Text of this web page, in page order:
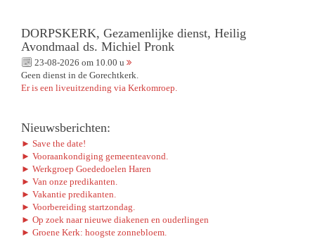
DORPSKERK, Gezamenlijke dienst, Heilig
Avondmaal ds. Michiel Pronk
23-08-2026 om 10.00 u
Geen dienst in de Gorechtkerk.
Er is een liveuitzending via Kerkomroep.
Nieuwsberichten:
► Save the date!
► Vooraankondiging gemeenteavond.
► Werkgroep Goededoelen Haren
► Van onze predikanten.
► Vakantie predikanten.
► Voorbereiding startzondag.
► Op zoek naar nieuwe diakenen en ouderlingen
► Groene Kerk: hoogste zonnebloem.